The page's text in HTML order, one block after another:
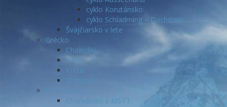
cyklo Korutánsko
cyklo Schladming – Dachstein
Švajčiarsko v lete
Grécko
Chalkidiki
Korfu
Kréta
Chorvátsko s MSTT